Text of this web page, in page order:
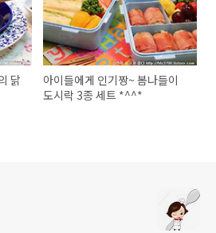
닭
아이들에게 인기짱~ 봄나들이
도시락 3종 세트 *^^*